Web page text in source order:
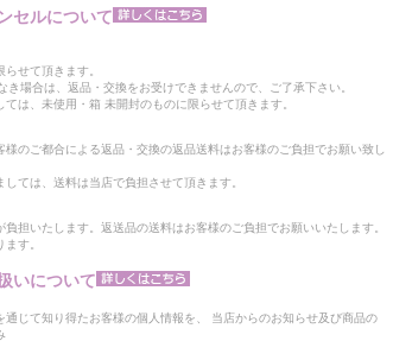
セルについて
せて頂きます。
場合は、返品・交換をお受けできませんので、ご了承下さい。
は、未使用・箱 未開封のものに限らせて頂きます。
様のご都合による返品・交換の返品送料はお客様のご負担でお願い致し
ては、送料は当店で負担させて頂きます。
担いたします。返送品の送料はお客様のご負担でお願いいたします。
す。
いについて
通じて知り得たお客様の個人情報を、 当店からのお知らせ及び商品の